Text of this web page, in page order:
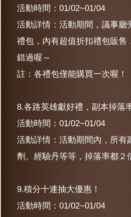
活動時間：01/02~01/04
活動詳情：活動期間，議事廳
禮包，內有超值折扣禮包販售
錯過喔～
註：各禮包僅能購買一次喔！
8.各路英雄獻好禮，副本掉落
活動時間：01/02~01/04
活動詳情：活動期間內，所有
劑、經驗丹等等，掉落率都２
9.積分十連抽大優惠！
活動時間：01/02~01/04